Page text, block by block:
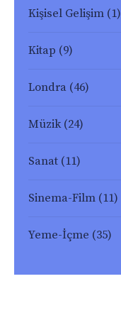
Kişisel Gelişim (1)
Kitap (9)
Londra (46)
Müzik(24)
Sanat (11)
Sinema-Film (11)
Yeme-İçme (35)